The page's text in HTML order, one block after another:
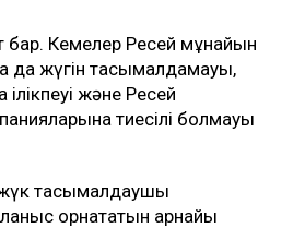
бар. Кемелер Ресей мұнайын
да жүгін тасымалдамауы,
және Ресей
тиесілі болмауы
жүк тасымалдаушы
орнататын арнайы